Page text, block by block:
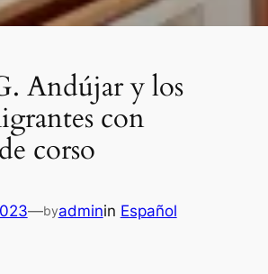
Andújar y los
con
corso
—byadminin Español